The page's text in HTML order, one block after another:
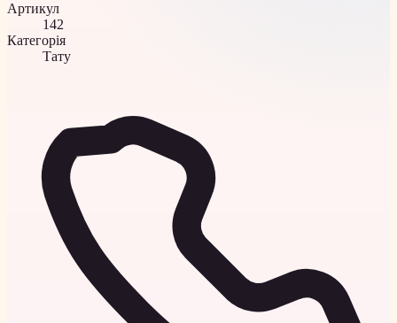
Артикул
142
Категорія
Тату